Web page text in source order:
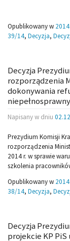
Opublikowany w
39/14, Decyzja,
Decyzja
rozporządzenia
dokonywania
Napisany w dniu
Prezydium Komisji
rozporządzenia
2014 r. w sprawie
szkolenia
Opublikowany w
38/14, Decyzja,
Decyzja
projekcie KP